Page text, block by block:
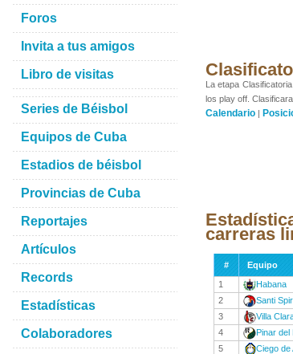
La etapa
los play off.
Calendario |
carreras
# Equipo
1
Habana
2
Santi
3
Villa
4
Pinar del
5
Ciego de
Foros
Invita a tus amigos
Libro de visitas
Series de Béisbol
Equipos de Cuba
Estadios de béisbol
Provincias de Cuba
Reportajes
Artículos
Records
Estadísticas
Colaboradores